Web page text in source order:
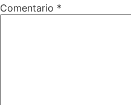
Comentario *